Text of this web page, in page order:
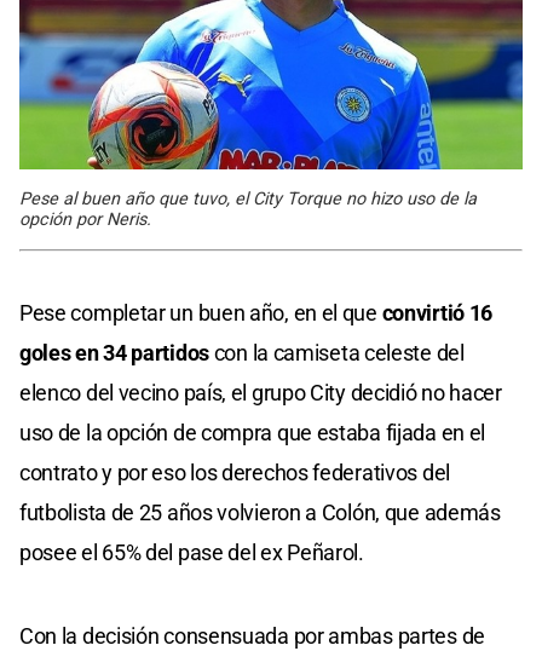
Pese al buen año que tuvo, el City Torque no hizo uso de la
opción por Neris.
Pese completar un buen año, en el que convirtió 16
goles en 34 partidoscon la camiseta celeste del
elenco del vecino país, el grupo City decidió no hacer
uso de la opción de compra que estaba fijada en el
contrato y por eso los derechos federativos del
futbolista de 25 años volvieron a Colón, que además
posee el 65% del pase del ex Peñarol.
Con la decisión consensuada por ambas partes de